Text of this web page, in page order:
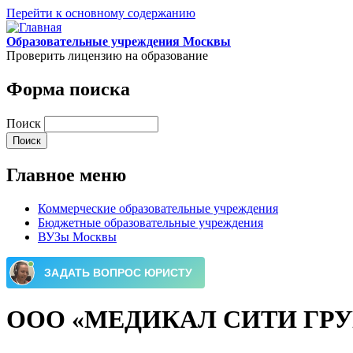
Перейти к основному содержанию
Образовательные учреждения Москвы
Проверить лицензию на образование
Форма поиска
Поиск
Главное меню
Коммерческие образовательные учреждения
Бюджетные образовательные учреждения
ВУЗы Москвы
ООО «МЕДИКАЛ СИТИ